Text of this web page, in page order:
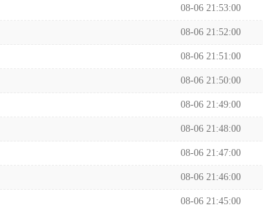
08-06 21:53:00
08-06 21:52:00
08-06 21:51:00
08-06 21:50:00
08-06 21:49:00
08-06 21:48:00
08-06 21:47:00
08-06 21:46:00
08-06 21:45:00